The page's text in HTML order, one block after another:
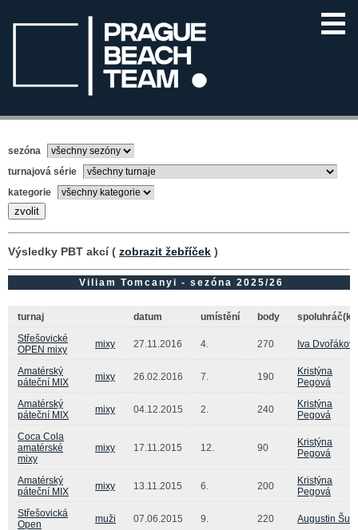
sezóna
turnajová série
kategorie
Výsledky PBT akcí ( zobrazit žebříček )
Viliam Tomcanyi - sezóna 2025/26
turnaj datum umístění body
Střešovické
OPEN mixy
mixy 27.11.2016 4. 270 Iva
Amatérský
páteční MIX
mixy 26.02.2016 7. 190
Kristýna
Pegová
Amatérský
páteční MIX
mixy 04.12.2015 2. 240
Kristýna
Pegová
Coca Cola
amatérské
mixy
mixy 17.11.2015 12. 90
Kristýna
Pegová
Amatérský
páteční MIX
mixy 13.11.2015 6. 200
Kristýna
Pegová
Střešovická
Open
muži 07.06.2015 9. 220 Augustin Šulc